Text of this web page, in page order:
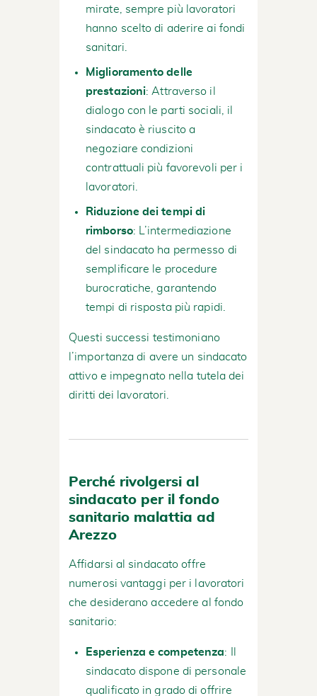
mirate, sempre più lavoratori
hanno scelto di aderire ai fondi
sanitari.
Miglioramento delle
prestazioni: Attraverso il
dialogo con le parti sociali, il
sindacato è riuscito a
negoziare condizioni
contrattuali più favorevoli per i
lavoratori.
Riduzione dei tempi di
rimborso: L’intermediazione
del sindacato ha permesso di
semplificare le procedure
burocratiche, garantendo
tempi di risposta più rapidi.
Questi successi testimoniano
l’importanza di avere un sindacato
attivo e impegnato nella tutela dei
diritti dei lavoratori.
Perché rivolgersi al
sindacato per il fondo
sanitario malattia ad
Arezzo
Affidarsi al sindacato offre
numerosi vantaggi per i lavoratori
che desiderano accedere al fondo
sanitario:
Esperienza e competenza: Il
sindacato dispone di personale
qualificato in grado di offrire